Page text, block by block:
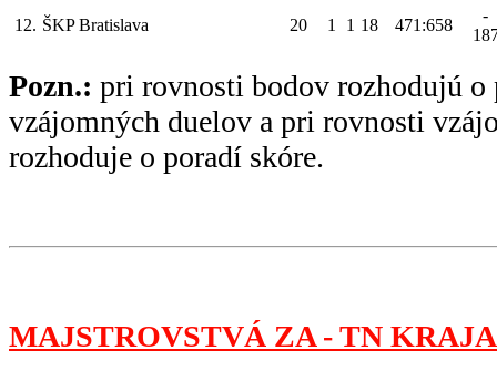
12. ŠKP Bratislava 20 1 1 18 471:658
-
Pozn.: pri rovnosti bodov rozhodujú o
vzájomných duelov a pri rovnosti
rozhoduje o poradí skóre.
MAJSTROVSTVÁ ZA - TN